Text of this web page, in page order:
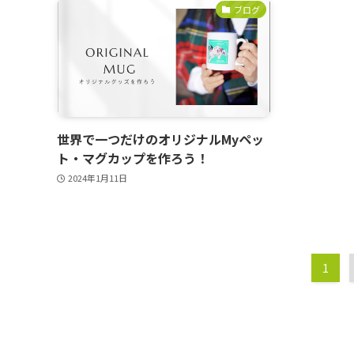
ブログ
世界で一つだけのオリジナルMyペッ
ト・マグカップを作ろう！
2024年1月11日
1